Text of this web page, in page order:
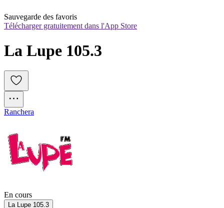
Sauvegarde des favoris
Télécharger gratuitement dans l'App Store
La Lupe 105.3
Ranchera
En cours
La Lupe 105.3